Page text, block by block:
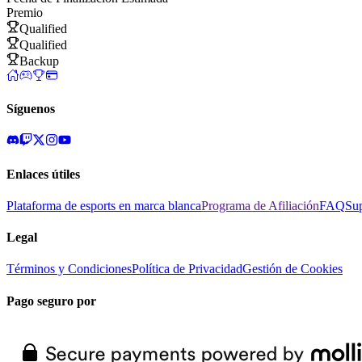
Premio
Qualified
Qualified
Backup
Síguenos
Enlaces útiles
Plataforma de esports en marca blancaPrograma de AfiliaciónFAQ
Legal
Términos y CondicionesPolítica de PrivacidadGestión de Cookies
Pago seguro por